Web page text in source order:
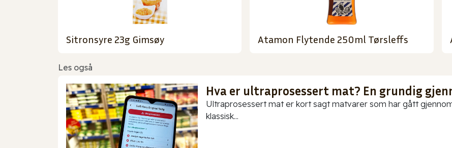
Sitronsyre 23g Gimsøy Atamon Flytende 250ml Tørsleffs
Les også
Hva er ultraprosessert mat? En grundig
Ultraprosessert mat er kort sagt matvarer som har gått
klassisk...